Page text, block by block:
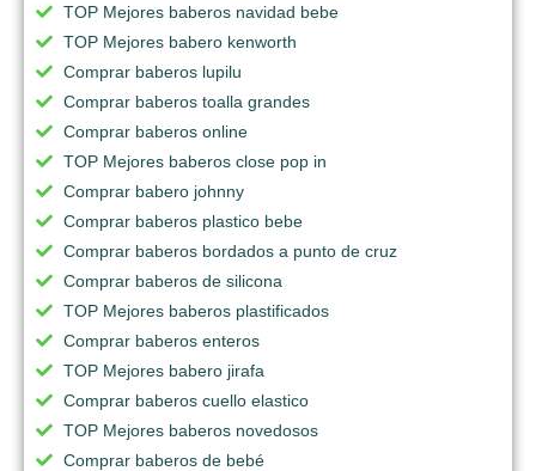
TOP Mejores baberos navidad bebe
TOP Mejores babero kenworth
Comprar baberos lupilu
Comprar baberos toalla grandes
Comprar baberos online
TOP Mejores baberos close pop in
Comprar babero johnny
Comprar baberos plastico bebe
Comprar baberos bordados a punto de cruz
Comprar baberos de silicona
TOP Mejores baberos plastificados
Comprar baberos enteros
TOP Mejores babero jirafa
Comprar baberos cuello elastico
TOP Mejores baberos novedosos
Comprar baberos de bebé